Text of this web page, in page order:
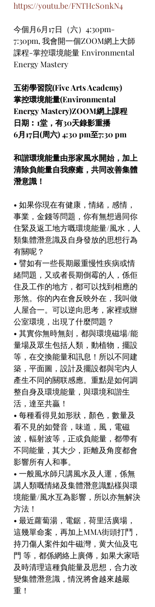
https://youtu.be/FNTHcS0nkN4
今個月6月17日（六）4:30pm-
7:30pm, 我會開一個ZOOM網上大師
課程-掌控環境能量 Environmental
Energy Mastery
五術學習院(Five Arts Academy)
掌控環境能量(Environmental
Energy Mastery)ZOOM網上課程
日期︰1堂，有30天錄影重播
6月17日(周六) 4:30 pm至7:30 pm
和諧環境能量由形家風水開始，加上
清除負能量自我療癒，共同改善集體
潛意識！
• 如果你現在有健康，情緒，感情，
事業，金錢等問題，你有無想過同你
住緊及返工地方嘅環境能量/風水，人
類集體潛意識及自身發放的思想行為
有關呢？
• 譬如有一些長期嚴重慢性疾病或情
緒問題，又或者長期倒霉的人，係佢
住及工作的地方，都可以找到相應的
形煞。你的內在會反映外在，我叫做
人屋合一。可以逆向思考，家裡或辦
公室環境，出現了什麼問題？
• 其實你無時無刻，都與環境磁場/能
量場及眾生包括人類，動植物，擺設
等，在交換能量和訊息！所以不同建
築，平面圖，設計及擺設都與宅内人
產生不同的關联感應。重點是如何調
整自身及環境能量，與環境和諧生
活，達至共贏！
• 每種看得見如形狀，顏色，數量及
看不見的如聲音，味道，風，電磁
波，輻射波等，正或負能量，都帶有
不同能量，其大少，距離及角度都會
影響所有人和事。
• 一般風水師只講風水及人運，係無
講人類嘅情緒及集體潛意識點樣與環
境能量/風水互為影響，所以亦無解決
方法！
• 最近蘿蔔湯，電鋸，荷里活廣場，
這幾單命案，再加上MMA街頭打鬥，
持刀傷人案件如牛磁灣，黄大仙及屯
門 等，都係網絡上廣傳，如果大家唔
及時清理這種負能量及思想，合力改
變集體潛意識，情況將會越來越嚴
重！